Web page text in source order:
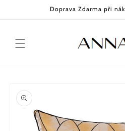
Doprava Zdarma při
informace
o
produktu